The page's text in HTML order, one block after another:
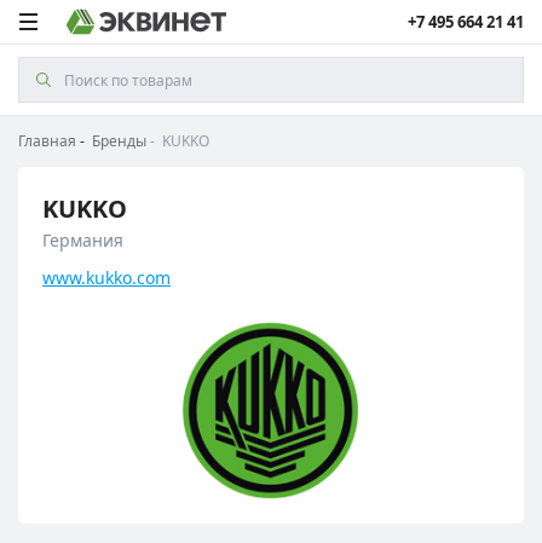
+7 495 664 21 41
Главная Бренды KUKKO
KUKKO
Германия
www.kukko.com